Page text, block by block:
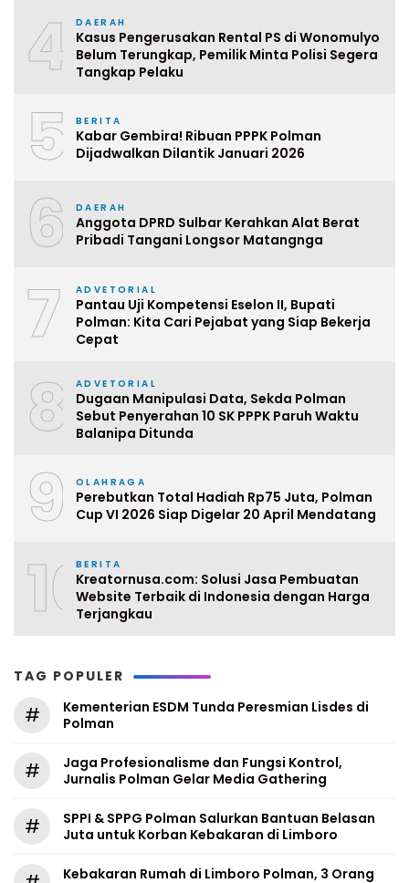
4 DAERAH
Kasus Pengerusakan Rental PS di Wonomulyo
Belum Terungkap, Pemilik Minta Polisi Segera
Tangkap Pelaku
5 BERITA
Kabar Gembira! Ribuan PPPK Polman
Dijadwalkan Dilantik Januari 2026
6 DAERAH
Anggota DPRD Sulbar Kerahkan Alat Berat
Pribadi Tangani Longsor Matangnga
7 ADVETORIAL
Pantau Uji Kompetensi Eselon II, Bupati
Polman: Kita Cari Pejabat yang Siap Bekerja
Cepat
8 ADVETORIAL
Dugaan Manipulasi Data, Sekda Polman
Sebut Penyerahan 10 SK PPPK Paruh Waktu
Balanipa Ditunda
9 OLAHRAGA
Perebutkan Total Hadiah Rp75 Juta, Polman
Cup VI 2026 Siap Digelar 20 April Mendatang
10BERITA
Kreatornusa.com: Solusi Jasa Pembuatan
Website Terbaik di Indonesia dengan Harga
Terjangkau
TAG POPULER
#
Kementerian ESDM Tunda Peresmian Lisdes di
Polman
#
Jaga Profesionalisme dan Fungsi Kontrol,
Jurnalis Polman Gelar Media Gathering
#
SPPI & SPPG Polman Salurkan Bantuan Belasan
Juta untuk Korban Kebakaran di Limboro
Kebakaran Rumah di Limboro Polman, 3 Orang